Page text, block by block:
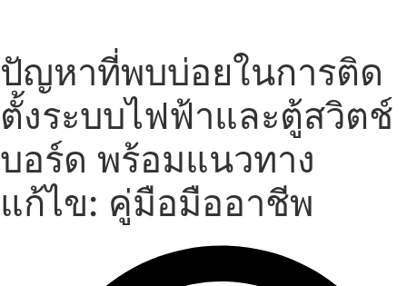
content
ปัญหาที่พบบ่อยในการติด
ตั้งระบบไฟฟ้าและตู้สวิตช์
บอร์ด พร้อมแนวทาง
แก้ไข: คู่มือมืออาชีพ